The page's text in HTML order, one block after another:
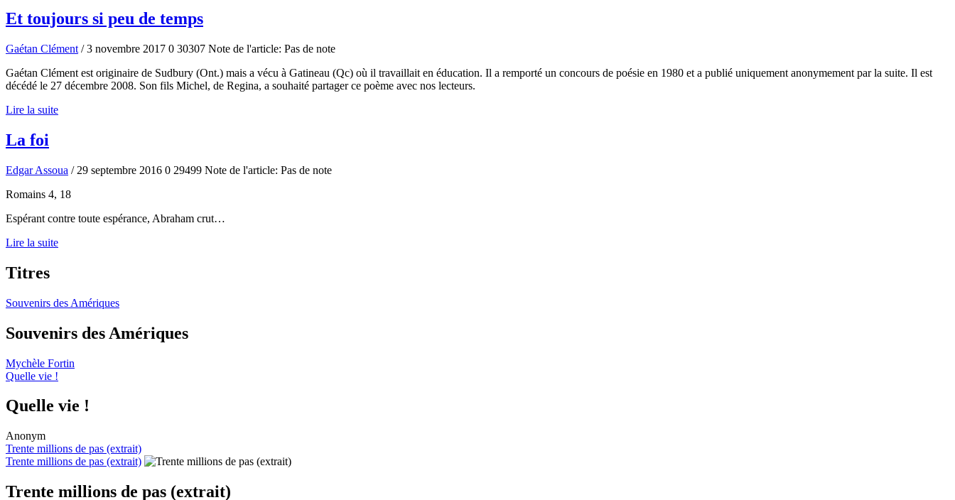
Et toujours si peu de temps
Gaétan Clément / 3 novembre 2017 0 30307 Note de l'article: Pas de note
Gaétan Clément est originaire de Sudbury (Ont.) mais a vécu à Gatineau (Qc) où il travaillait en éducation. Il a remporté un concours de poésie en 1980 et a publié uniquement anonymement par la suite. Il est
décédé le 27 décembre 2008. Son fils Michel, de Regina, a souhaité partager ce poème avec nos lecteurs.
Lire la suite
La foi
Edgar Assoua / 29 septembre 2016 0 29499 Note de l'article: Pas de note
Romains 4, 18
Espérant contre toute espérance, Abraham crut…
Lire la suite
Titres
Souvenirs des Amériques
Souvenirs des Amériques
Mychèle Fortin
Quelle vie !
Quelle vie !
Anonym
Trente millions de pas (extrait)
Trente millions de pas (extrait)
Trente millions de pas (extrait)